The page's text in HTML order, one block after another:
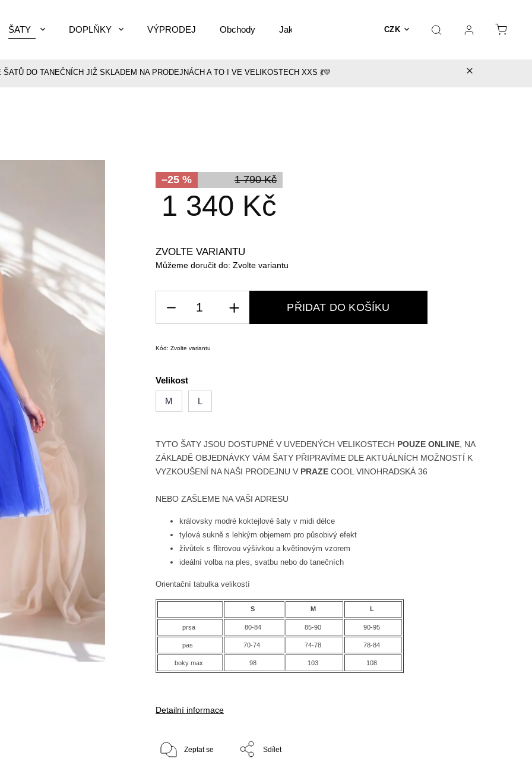
CZK
ŠATY DOPLŇKY VÝPRODEJ Obchody Jak vybrat šaty BLOG
ŠATŮ DO TANEČNÍCH JIŽ SKLADEM NA PRODEJNÁCH A TO I VE VELIKOSTECH XXS 💃💛
1 790 Kč
–25 %
1 340 Kč
Kód: Zvolte variantu
TYTO ŠATY JSOU DOSTUPNÉ V UVEDENÝCH VELIKOSTECH POUZE ONLINE, NA
ZÁKLADĚ OBJEDNÁVKY VÁM ŠATY PŘIPRAVÍME DLE AKTUÁLNÍCH MOŽNOSTÍ K
VYZKOUŠENÍ NA NAŠI PRODEJNU V PRAZE COOL VINOHRADSKÁ 36
NEBO ZAŠLEME NA VAŠI ADRESU
královsky modré koktejlové šaty v midi délce
tylová sukně s lehkým objemem pro působivý efekt
živůtek s flitrovou výšivkou a květinovým vzorem
ideální volba na ples, svatbu nebo do tanečních
Orientační tabulka velikostí
S M L
prsa 80-84 85-90 90-95
pas 70-74 74-78 78-84
boky max 98 103 108
Detailní informace
Velikost
M L
ZVOLTE VARIANTU
Můžeme doručit do: Zvolte variantu
PŘIDAT DO KOŠÍKU
Zeptat se Sdílet